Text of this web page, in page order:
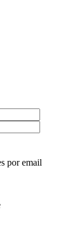
por email